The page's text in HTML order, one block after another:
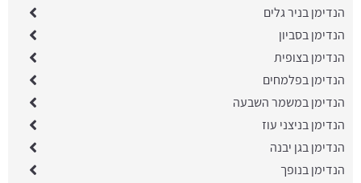
הנדימן בניר גלים
הנדימן בסביון
הנדימן בצופית
הנדימן בפלמחים
הנדימן במשמר השבעה
הנדימן בניצני עוז
הנדימן בגן יבנה
הנדימן בנופך